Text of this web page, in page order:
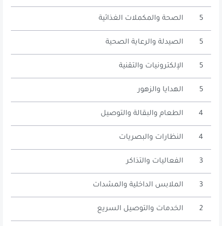
الصحة والمكملات الغذائية 5
الصيدلة والرعاية الصحية 5
الإلكترونيات والتقنية 5
الهدايا والزهور 5
الطعام والبقالة والتوصيل 4
النظارات والبصريات 4
الفعاليات والتذاكر 3
الملابس الداخلية والمشدات 3
الخدمات والتوصيل السريع 2